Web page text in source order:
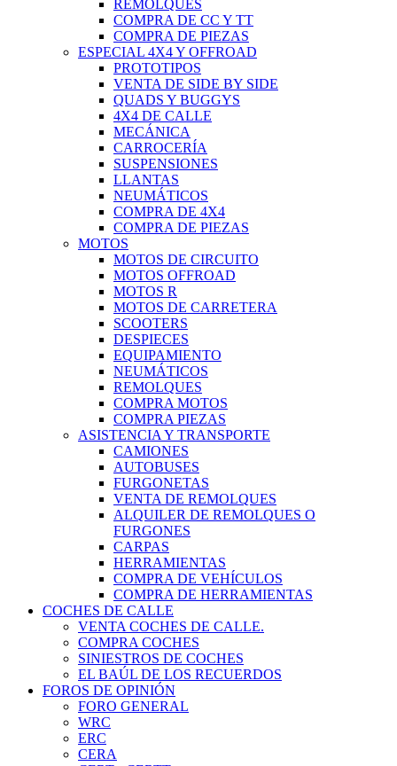
REMOLQUES
COMPRA DE CC Y TT
COMPRA DE PIEZAS
ESPECIAL 4X4 Y OFFROAD
PROTOTIPOS
VENTA DE SIDE BY SIDE
QUADS Y BUGGYS
4X4 DE CALLE
MECÁNICA
CARROCERÍA
SUSPENSIONES
LLANTAS
NEUMÁTICOS
COMPRA DE 4X4
COMPRA DE PIEZAS
MOTOS
MOTOS DE CIRCUITO
MOTOS OFFROAD
MOTOS R
MOTOS DE CARRETERA
SCOOTERS
DESPIECES
EQUIPAMIENTO
NEUMÁTICOS
REMOLQUES
COMPRA MOTOS
COMPRA PIEZAS
ASISTENCIA Y TRANSPORTE
CAMIONES
AUTOBUSES
FURGONETAS
VENTA DE REMOLQUES
ALQUILER DE REMOLQUES O
FURGONES
CARPAS
HERRAMIENTAS
COMPRA DE VEHÍCULOS
COMPRA DE HERRAMIENTAS
COCHES DE CALLE
VENTA COCHES DE CALLE.
COMPRA COCHES
SINIESTROS DE COCHES
EL BAÚL DE LOS RECUERDOS
FOROS DE OPINIÓN
FORO GENERAL
WRC
ERC
CERA